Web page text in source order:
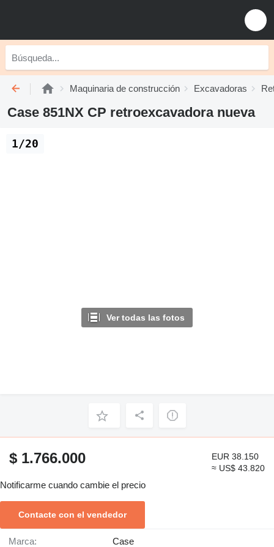
Maquinaria de construcción Excavadoras
Case 851NX CP retroexcavadora nueva
Ver todas las fotos
1/20
$ 1.766.000
EUR 38.150
≈ US$ 43.820
Notificarme cuando cambie el precio
Contacte con el vendedor
Marca: Case